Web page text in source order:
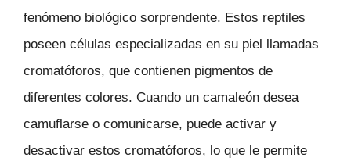
fenómeno biológico sorprendente. Estos reptiles
poseen células especializadas en su piel llamadas
cromatóforos, que contienen pigmentos de
diferentes colores. Cuando un camaleón desea
camuflarse o comunicarse, puede activar y
desactivar estos cromatóforos, lo que le permite